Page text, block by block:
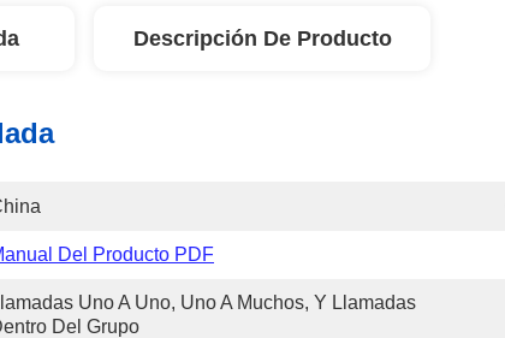
Descripción De Producto
Del Producto PDF
Uno A Uno, Uno A Muchos, Y Llamadas
Del Grupo